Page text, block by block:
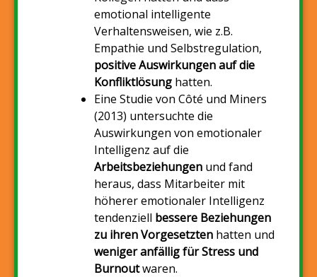
emotional intelligente
Verhaltensweisen, wie z.B.
Empathie und Selbstregulation,
positive Auswirkungen auf die
Konfliktlösung hatten.
Eine Studie von Côté und Miners
(2013) untersuchte die
Auswirkungen von emotionaler
Intelligenz auf die
Arbeitsbeziehungen und fand
heraus, dass Mitarbeiter mit
höherer emotionaler Intelligenz
tendenziell bessere Beziehungen
zu ihren Vorgesetzten hatten und
weniger anfällig für Stress und
Burnoutwaren.